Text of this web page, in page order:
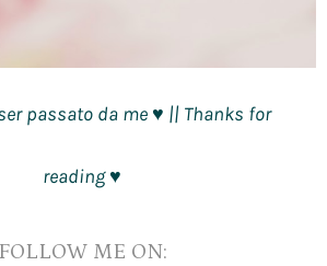
passato da me ♥ || Thanks for
reading ♥
FOLLOW ME ON: